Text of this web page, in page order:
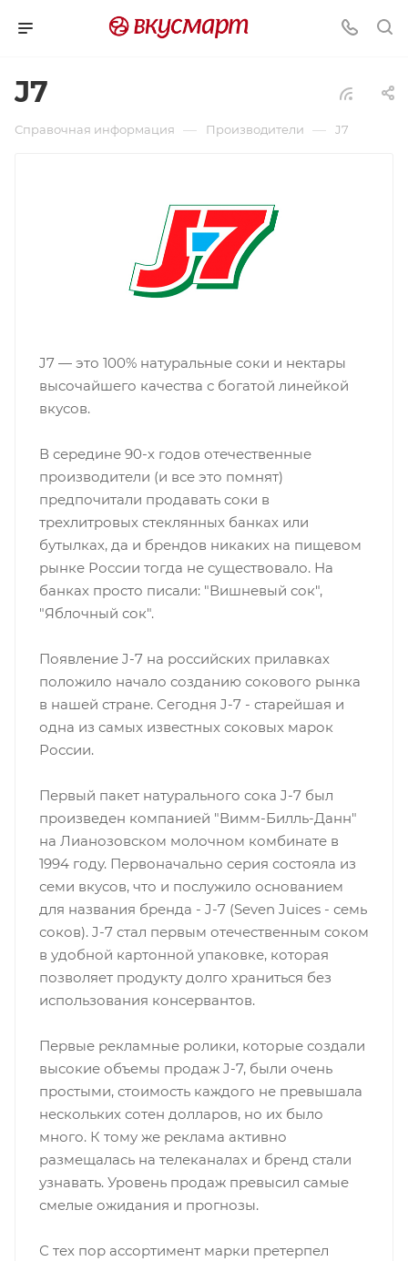
J7
Справочная информация — Производители — J7
J7 — это 100% натуральные соки и нектары
высочайшего качества с богатой линейкой
вкусов.
В середине 90-х годов отечественные
производители (и все это помнят)
предпочитали продавать соки в
трехлитровых стеклянных банках или
бутылках, да и брендов никаких на пищевом
рынке России тогда не существовало. На
банках просто писали: "Вишневый сок",
"Яблочный сок".
Появление J-7 на российских прилавках
положило начало созданию сокового рынка
в нашей стране. Сегодня J-7 - старейшая и
одна из самых известных соковых марок
России.
Первый пакет натурального сока J-7 был
произведен компанией "Вимм-Билль-Данн"
на Лианозовском молочном комбинате в
1994 году. Первоначально серия состояла из
семи вкусов, что и послужило основанием
для названия бренда - J-7 (Seven Juices - семь
соков). J-7 стал первым отечественным соком
в удобной картонной упаковке, которая
позволяет продукту долго храниться без
использования консервантов.
Первые рекламные ролики, которые создали
высокие объемы продаж J-7, были очень
простыми, стоимость каждого не превышала
нескольких сотен долларов, но их было
много. К тому же реклама активно
размещалась на телеканалах и бренд стали
узнавать. Уровень продаж превысил самые
смелые ожидания и прогнозы.
С тех пор ассортимент марки претерпел